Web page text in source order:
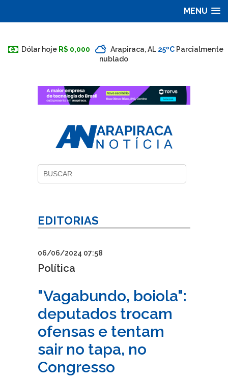
MENU
Dólar hoje R$ 0,000 Arapiraca, AL 25ºC Parcialmente
nublado
EDITORIAS
06/06/2024 07:58
Política
"Vagabundo, boiola":
deputados trocam
ofensas e tentam
sair no tapa, no
Congresso